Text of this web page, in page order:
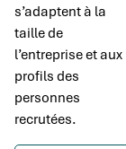
s’adaptent à la
taille de
l’entreprise et aux
profils des
personnes
recrutées.